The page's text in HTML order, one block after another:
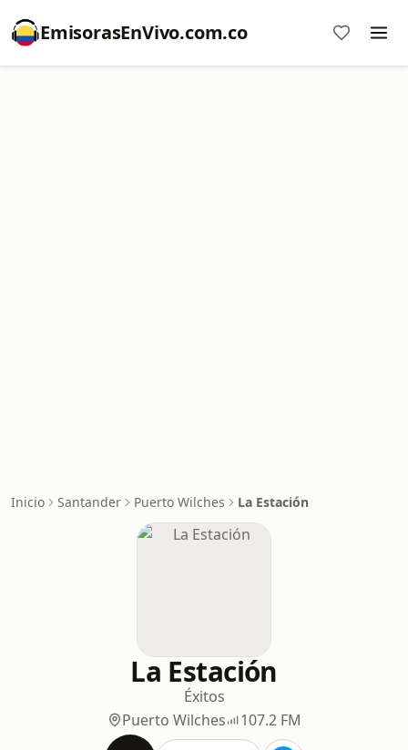
EmisorasEnVivo.com.co
Inicio Santander Puerto Wilches La Estación
La Estación
Éxitos
Puerto Wilches
107.2 FM